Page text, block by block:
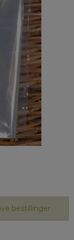
bestillinger